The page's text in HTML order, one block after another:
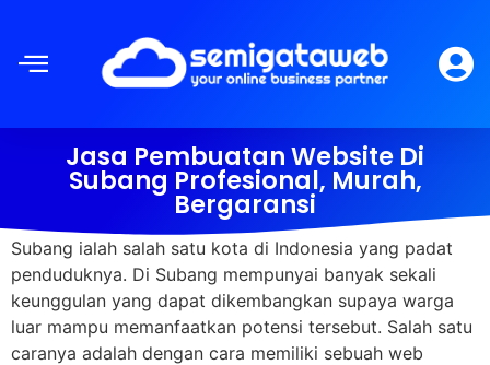
Jasa Pembuatan Website Di
Subang Profesional, Murah,
Bergaransi
Subang ialah salah satu kota di Indonesia yang padat
penduduknya. Di Subang mempunyai banyak sekali
keunggulan yang dapat dikembangkan supaya warga
luar mampu memanfaatkan potensi tersebut. Salah satu
caranya adalah dengan cara memiliki sebuah web